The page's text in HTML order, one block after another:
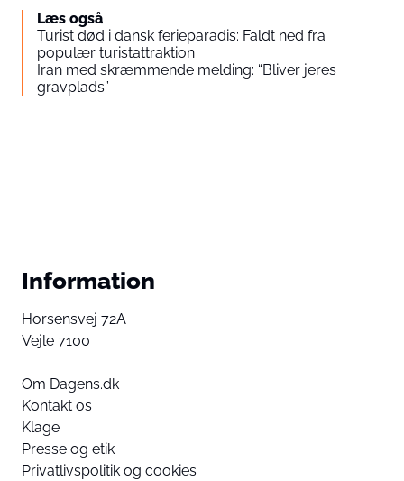
Læs også
Turist død i dansk ferieparadis: Faldt ned fra
populær turistattraktion
Iran med skræmmende melding: “Bliver jeres
gravplads”
Information
Horsensvej 72A
Vejle 7100
Om Dagens.dk
Kontakt os
Klage
Presse og etik
Privatlivspolitik og cookies